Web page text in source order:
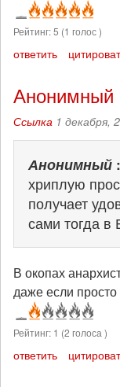
Рейтинг:5 (1 голос )
ответить
Анонимный
Ссылка 1 декабря,
Анонимный:
хриплую
получает
сами тогда в
В окопах
даже если просто
Рейтинг: 1 (2 голоса )
ответить